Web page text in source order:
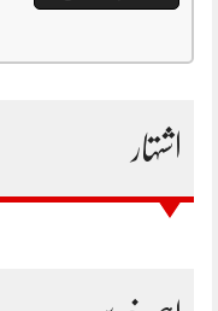
اشتہار